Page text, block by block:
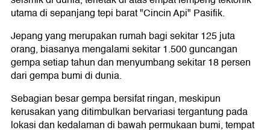
utama di sepanjang tepi barat "Cincin Api" Pasifik.
Jepang yang merupakan rumah bagi sekitar 125 juta
orang, biasanya mengalami sekitar 1.500 guncangan
gempa setiap tahun dan menyumbang sekitar 18 persen
dari gempa bumi di dunia.
Sebagian besar gempa bersifat ringan, meskipun
kerusakan yang ditimbulkan bervariasi tergantung pada
lokasi dan kedalaman di bawah permukaan bumi, tempat